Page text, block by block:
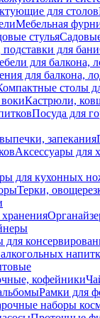
для столов
Мебельная
стулья
подставки для бани
для балкона,
для балкона,
столы
Кастрюли,
Посуда для
запекания
Аксессуары для
для кухонных
Терки,
для
кофейники
Рамки для
наборы